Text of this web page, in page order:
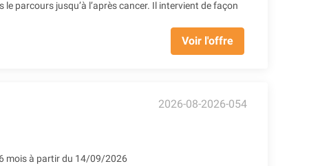
parcours jusqu’à l’après cancer. Il intervient de façon
Voir l'offre
2026-08-2026-054
6 mois à partir du 14/09/2026